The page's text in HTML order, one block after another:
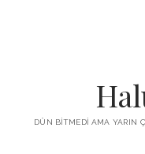
DÜN BITMEDI AMA YARIN